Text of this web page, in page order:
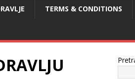
TERMS & CONDITIONS